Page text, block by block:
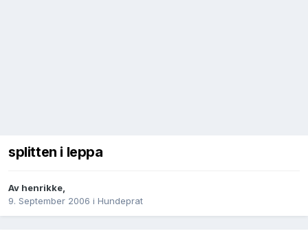
splitten i leppa
Av henrikke,
9. September 2006 i Hundeprat